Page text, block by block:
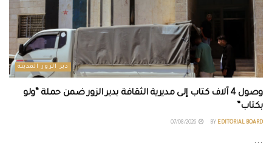
دير الزور المدينة
وصول 4 آلاف كتاب إلى مديرية الثقافة بدير الزور ضمن حملة “ولو
بكتاب”
BY EDITORIAL BOARD